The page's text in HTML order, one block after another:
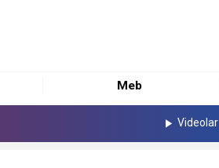
Meb
Videolar